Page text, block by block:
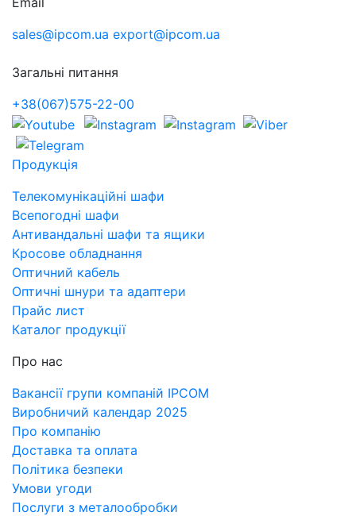
sales@ipcom.ua export@ipcom.ua
Загальні питання
+38(067)575-22-00
Продукція
Телекомунікаційні шафи
Всепогодні шафи
Антивандальні шафи та ящики
Кросове обладнання
Оптичний кабель
Оптичні шнури та адаптери
Прайс лист
Каталог продукції
Про нас
Вакансії групи компаній IPCOM
Виробничий календар 2025
Про компанію
Доставка та оплата
Політика безпеки
Умови угоди
Послуги з металообробки